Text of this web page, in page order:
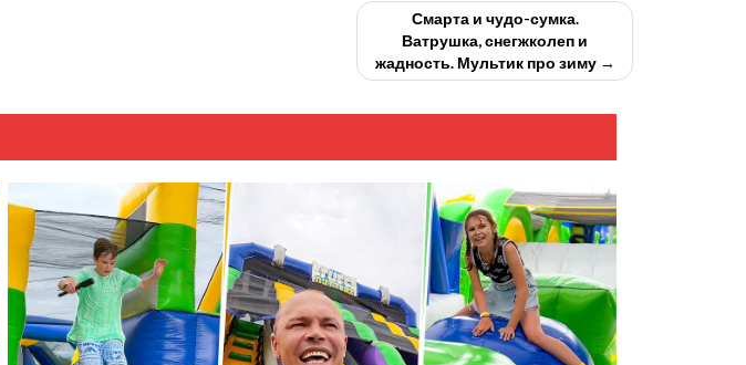
Смарта и чудо-сумка.
Ватрушка, снегжколеп и
жадность. Мультик про зиму →